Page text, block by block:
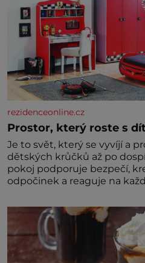
rezidenceonline.cz
Prostor, který roste s
Je to svět, který se vyvíjí a
dětských krůčků až po
pokoj podporuje bezpečí,
odpočinek a reaguje na
jednoduchost, měkkost a
miminka měl působit
Předškolní věk je